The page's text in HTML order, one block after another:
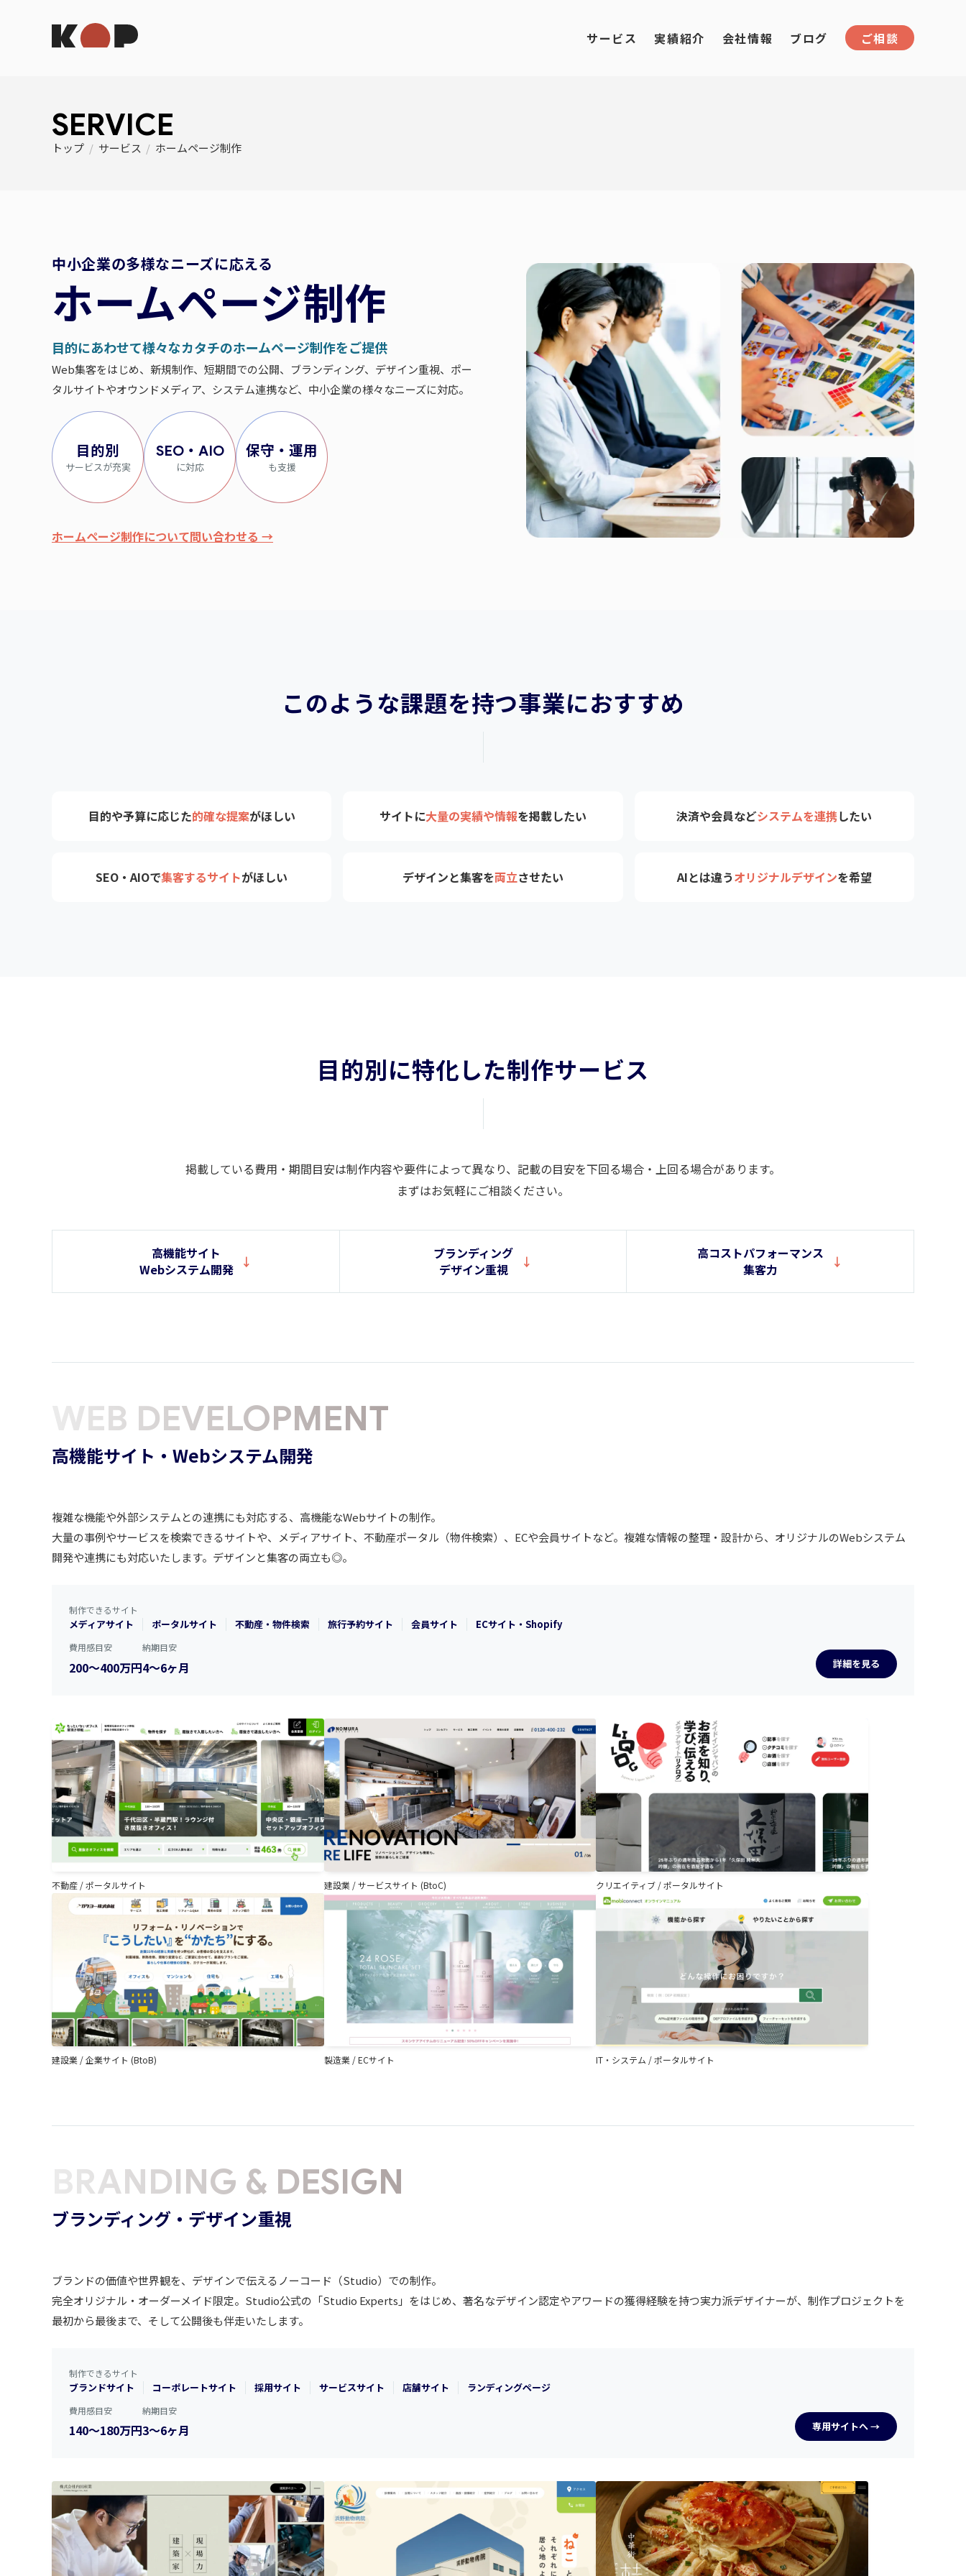
サービス 実績紹介 会社情報 ブログ ご相談
SERVICE
トップ / サービス / ホームページ制作
中小企業の多様なニーズに応える
ホームページ制作
目的にあわせて様々なカタチのホームページ制作をご提供
Web集客をはじめ、新規制作、短期間での公開、ブランディング、デザイン重視、ポー
タルサイトやオウンドメディア、システム連携など、中小企業の様々なニーズに対応。
目的別
サービスが充実
SEO・AIO
に対応
保守・運用
も支援
ホームページ制作について問い合わせる →
このような課題を持つ事業におすすめ
目的や予算に応じた的確な提案がほしい サイトに大量の実績や情報を掲載したい 決済や会員などシステムを連携したい
SEO・AIOで集客するサイトがほしい デザインと集客を両立させたい AIとは違うオリジナルデザインを希望
目的別に特化した制作サービス
掲載している費用・期間目安は制作内容や要件によって異なり、記載の目安を下回る場合・上回る場合があります。
まずはお気軽にご相談ください。
高機能サイト
Webシステム開発
ブランディング
デザイン重視
高コストパフォーマンス
集客力
WEB DEVELOPMENT
高機能サイト・Webシステム開発
複雑な機能や外部システムとの連携にも対応する、高機能なWebサイトの制作。
大量の事例やサービスを検索できるサイトや、メディアサイト、不動産ポータル（物件検索）、ECや会員サイトなど。複雑な情報の整理・設計から、オリジナルのWebシステム
開発や連携にも対応いたします。デザインと集客の両立も◎。
制作できるサイト
メディアサイト ポータルサイト 不動産・物件検索 旅行予約サイト 会員サイト ECサイト・Shopify
費用感目安
200〜400万円
納期目安
4〜6ヶ月 詳細を見る
不動産 /ポータルサイト 建設業/サービスサイト (BtoC) クリエイティブ /ポータルサイト
建設業 /企業サイト (BtoB) 製造業/ECサイト IT・システム /ポータルサイト
BRANDING & DESIGN
ブランディング・デザイン重視
ブランドの価値や世界観を、デザインで伝えるノーコード（Studio）での制作。
完全オリジナル・オーダーメイド限定。Studio公式の「Studio Experts」をはじめ、著名なデザイン認定やアワードの獲得経験を持つ実力派デザイナーが、制作プロジェクトを
最初から最後まで、そして公開後も伴走いたします。
制作できるサイト
ブランドサイト コーポレートサイト 採用サイト サービスサイト 店舗サイト ランディングページ
費用感目安
140〜180万円
納期目安
3〜6ヶ月 専用サイトへ →